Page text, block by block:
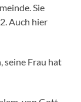
Sie
Auch hier
seine Frau hat